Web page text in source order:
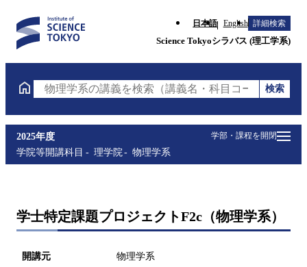
日本語 English 詳細検索
Science Tokyoシラバス (理工学系)
物理学系の講義を検索（講義名・科目コード・担当教
検索
学部・課程を開閉
2025年度
学院等開講科目
理学院 物理学系
学士特定課題プロジェクトF2c（物理学系）
開講元 物理学系